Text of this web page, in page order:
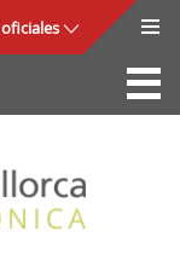
La Sede
de Mallorca
y seguridad